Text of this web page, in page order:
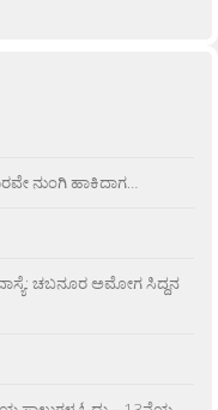
ನುಂಗಿ ಹಾಕಿದಾಗ…
ಚಬನೂರ ಅಮೋಗ ಸಿದ್ದನ